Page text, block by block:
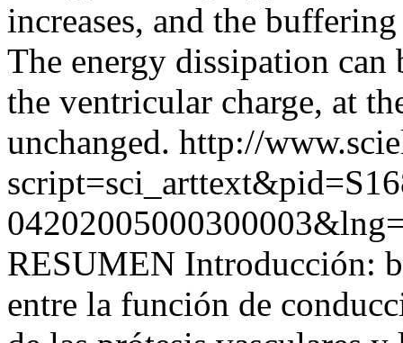
increases, and the
The energy dissipation can
the ventricular charge, at
unchanged. http://
RESUMEN Introducción:
entre la función de